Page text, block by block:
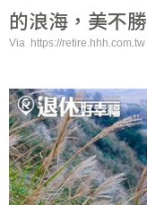
的浪海，美不
Via https://retire.hhh.com.tw